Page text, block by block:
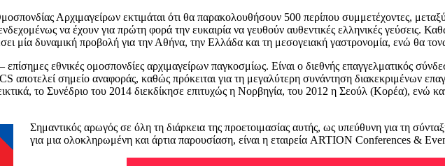
Αρχιμαγείρων εκτιμάται ότι θα παρακολουθήσουν 500 περίπου συμμετέχοντες,
να έχουν για πρώτη φορά την ευκαιρία να γευθούν αυθεντικές ελληνικές γεύσεις.
μία δυναμική προβολή για την Αθήνα, την Ελλάδα και τη μεσογειακή γαστρονομία, ενώ θα
εθνικές ομοσπονδίες αρχιμαγείρων παγκοσμίως. Είναι ο διεθνής επαγγελματικός
αποτελεί σημείο αναφοράς, καθώς πρόκειται για τη μεγαλύτερη συνάντηση διακεκριμένων
το Συνέδριο του 2014 διεκδίκησε επιτυχώς η Νορβηγία, του 2012 η Σεούλ (Κορέα),
Σημαντικός αρωγός σε όλη τη διάρκεια της προετοιμασίας αυτής, ως υπεύθυνη για τη
για μια ολοκληρωμένη και άρτια παρουσίαση, είναι η εταιρεία ARTION Conferences &